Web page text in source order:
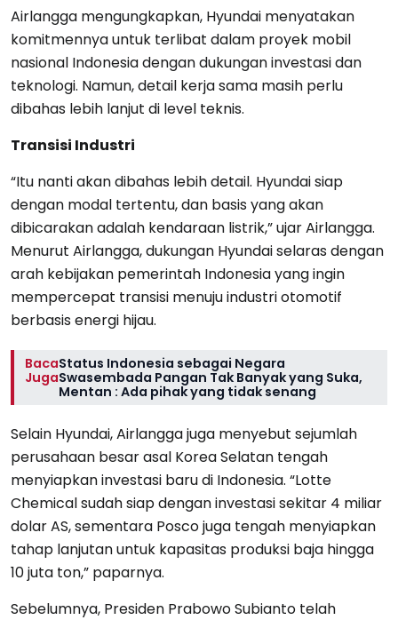
Airlangga mengungkapkan, Hyundai menyatakan
komitmennya untuk terlibat dalam proyek mobil
nasional Indonesia dengan dukungan investasi dan
teknologi. Namun, detail kerja sama masih perlu
dibahas lebih lanjut di level teknis.
Transisi Industri
“Itu nanti akan dibahas lebih detail. Hyundai siap
dengan modal tertentu, dan basis yang akan
dibicarakan adalah kendaraan listrik,” ujar Airlangga.
Menurut Airlangga, dukungan Hyundai selaras dengan
arah kebijakan pemerintah Indonesia yang ingin
mempercepat transisi menuju industri otomotif
berbasis energi hijau.
Baca
Juga
Status Indonesia sebagai Negara
Swasembada Pangan Tak Banyak yang Suka,
Mentan : Ada pihak yang tidak senang
Selain Hyundai, Airlangga juga menyebut sejumlah
perusahaan besar asal Korea Selatan tengah
menyiapkan investasi baru di Indonesia. “Lotte
Chemical sudah siap dengan investasi sekitar 4 miliar
dolar AS, sementara Posco juga tengah menyiapkan
tahap lanjutan untuk kapasitas produksi baja hingga
10 juta ton,” paparnya.
Sebelumnya, Presiden Prabowo Subianto telah